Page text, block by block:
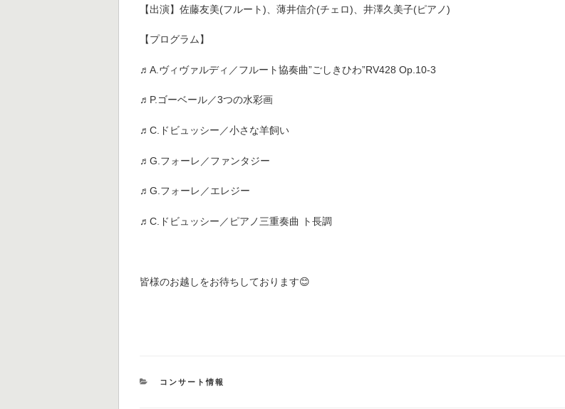
【出演】佐藤友美(フルート)、薄井信介(チェロ)、井澤久美子(ピアノ)
【プログラム】
♬A.ヴィヴァルディ／フルート協奏曲”ごしきひわ”RV428 Op.10-3
♬P.ゴーベール／3つの水彩画
♬C.ドビュッシー／小さな羊飼い
♬G.フォーレ／ファンタジー
♬G.フォーレ／エレジー
♬C.ドビュッシー／ピアノ三重奏曲 ト長調
皆様のお越しをお待ちしております😊
カ
コンサート情報